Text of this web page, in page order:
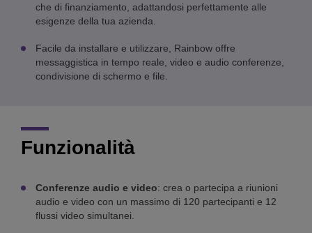
che di finanziamento, adattandosi perfettamente alle
esigenze della tua azienda.
Facile da installare e utilizzare, Rainbow offre
messaggistica in tempo reale, video e audio conferenze,
condivisione di schermo e file.
Funzionalità
Conferenze audio e video: crea o partecipa a riunioni
audio e video con un massimo di 120 partecipanti e 12
flussi video simultanei.